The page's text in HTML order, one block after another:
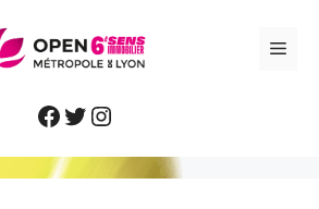
Facebook
Twitter
Instagram